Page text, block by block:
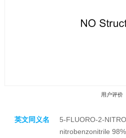
用户评价
英文同义名
5-FLUORO-2-
nitrobenzonitrile